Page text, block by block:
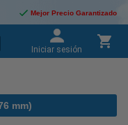
Mejor Precio Garantizado
Iniciar sesión
mm)